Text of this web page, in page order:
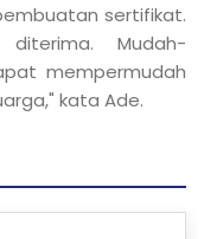
sertifikat.
diterima. Mudah-
mempermudah
kata Ade.